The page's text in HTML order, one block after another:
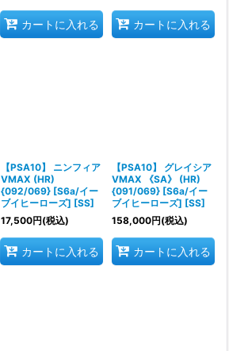
カートに入れる カートに入れる
【PSA10】 ニンフィア
VMAX (HR)
{092/069} [S6a/イー
ブイヒーローズ] [SS]
17,500円(税込)
カートに入れる
【PSA10】 グレイシア
VMAX 《SA》 (HR)
{091/069} [S6a/イー
ブイヒーローズ] [SS]
158,000円(税込)
カートに入れる